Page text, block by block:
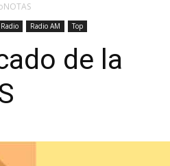
Radio Radio AM Top
de la